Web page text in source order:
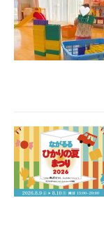
#ラーメン#ショッピン
#教え
#教えたい/こんなの見